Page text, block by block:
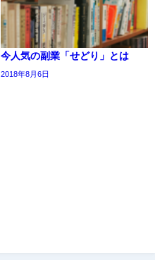
今人気の副業「せどり」とは
2018年8月6日